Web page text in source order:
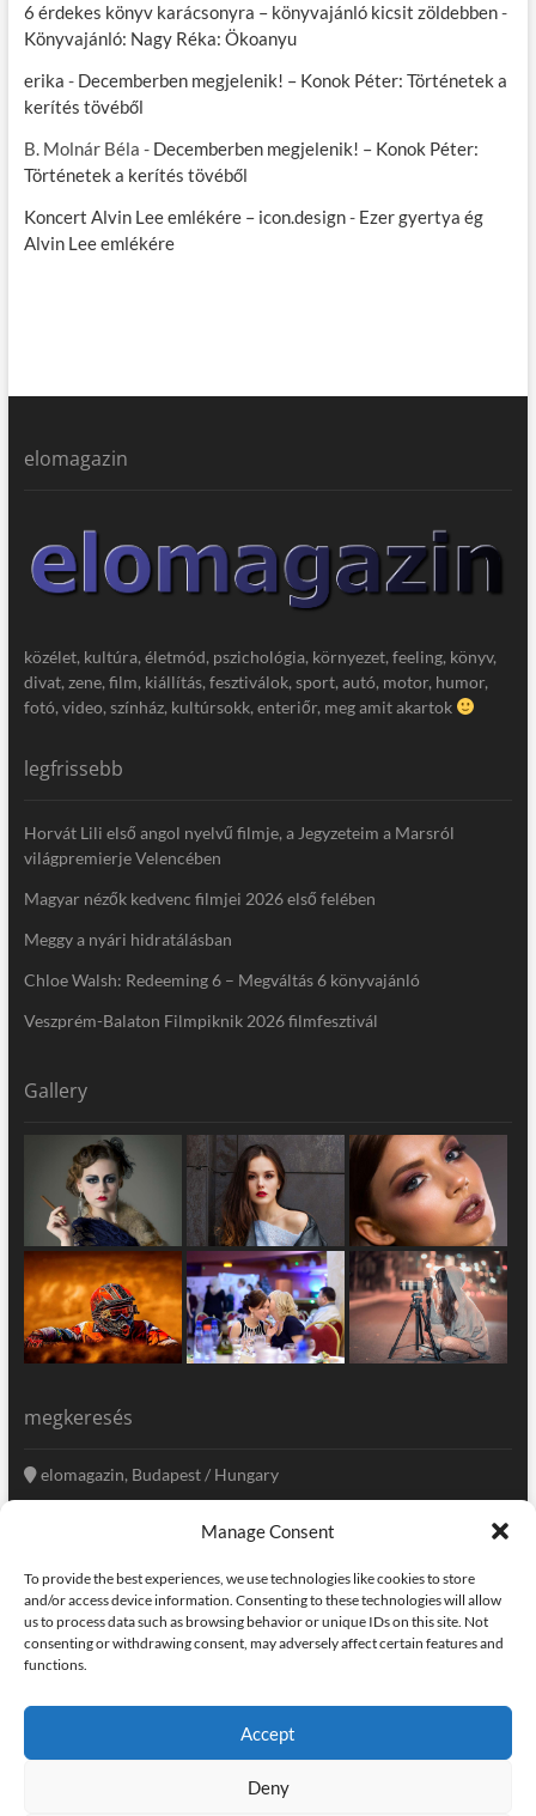
Manage Consent
To provide the best experiences, we use technologies like cookies to store
and/or access device information. Consenting to these technologies will allow
us to process data such as browsing behavior or unique IDs on this site. Not
consenting or withdrawing consent, may adversely affect certain features and
functions.
Accept
Deny
6 érdekes könyv karácsonyra – könyvajánló kicsit zöldebben-
Könyvajánló: Nagy Réka: Ökoanyu
erika - Decemberben megjelenik! – Konok Péter: Történetek a
kerítés tövéből
B. Molnár Béla - Decemberben megjelenik! – Konok Péter:
Történetek a kerítés tövéből
Koncert Alvin Lee emlékére – icon.design- Ezer gyertya ég
Alvin Lee emlékére
elomagazin
közélet, kultúra, életmód, pszichológia, környezet, feeling, könyv,
divat, zene, film, kiállítás, fesztiválok, sport, autó, motor, humor,
fotó, video, színház, kultúrsokk, enteriőr, meg amit akartok
legfrissebb
Horvát Lili első angol nyelvű filmje, a Jegyzeteim a Marsról
világpremierje Velencében
Magyar nézők kedvenc filmjei 2026 első felében
Meggy a nyári hidratálásban
Chloe Walsh: Redeeming 6 – Megváltás 6 könyvajánló
Veszprém-Balaton Filmpiknik 2026 filmfesztivál
Gallery
megkeresés
elomagazin, Budapest / Hungary
szerkesztoseg@elomagazin.com
elomagazin
home adatvédelem impresszum kapcsolat